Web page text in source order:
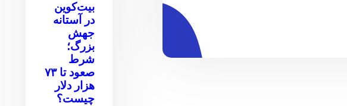
بیت‌کوین
در آستانه
جهش
بزرگ؛
شرط
صعود تا ۷۳
هزار دلار
چیست؟